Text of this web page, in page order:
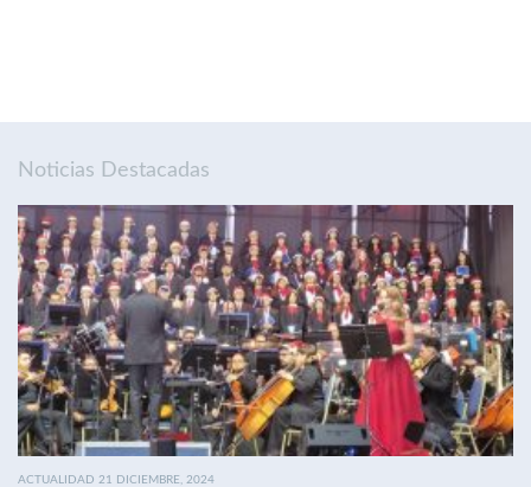
Noticias Destacadas
ACTUALIDAD 21 DICIEMBRE, 2024